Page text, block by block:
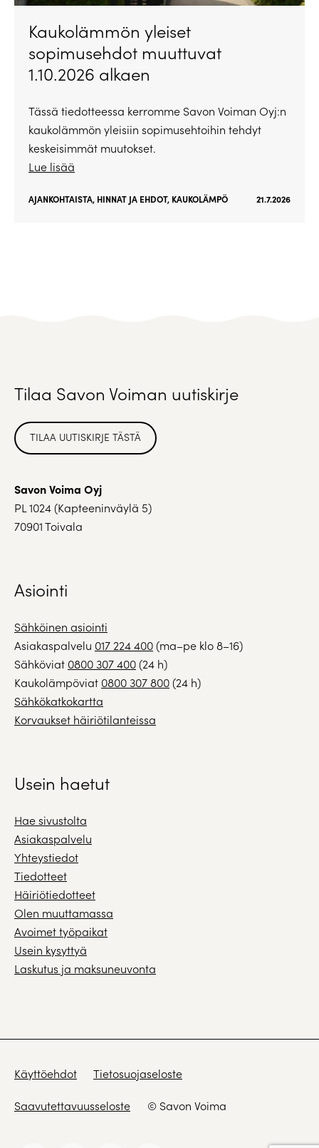
Kaukolämmön yleiset
sopimusehdot muuttuvat
1.10.2026 alkaen
Tässä tiedotteessa kerromme Savon Voiman Oyj:n
kaukolämmön yleisiin sopimusehtoihin tehdyt
keskeisimmät muutokset.
Lue lisää
AJANKOHTAISTA, HINNAT JA EHDOT, KAUKOLÄMPÖ 21.7.2026
Tilaa Savon Voiman uutiskirje
TILAA UUTISKIRJE TÄSTÄ
Savon Voima Oyj
PL 1024 (Kapteeninväylä 5)
70901 Toivala
Asiointi
Sähköinen asiointi
Asiakaspalvelu 017 224 400(ma–pe klo 8–16)
Sähköviat 0800 307 400(24 h)
Kaukolämpöviat 0800 307 800(24 h)
Sähkökatkokartta
Korvaukset häiriötilanteissa
Usein haetut
Hae sivustolta
Asiakaspalvelu
Yhteystiedot
Tiedotteet
Häiriötiedotteet
Olen muuttamassa
Avoimet työpaikat
Usein kysyttyä
Laskutus ja maksuneuvonta
Käyttöehdot Tietosuojaseloste
Saavutettavuusseloste © Savon Voima